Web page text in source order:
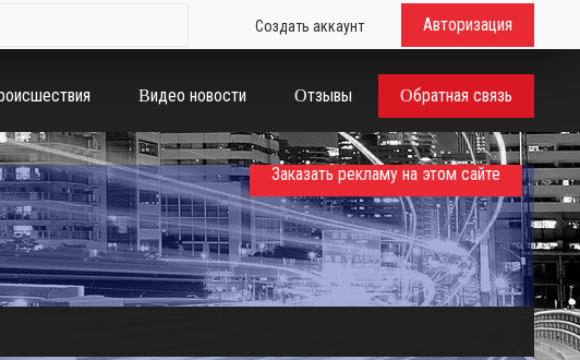
Создать аккаунт Авторизация
Видео новости Отзывы Обратная связь
Заказать рекламу на этом сайте